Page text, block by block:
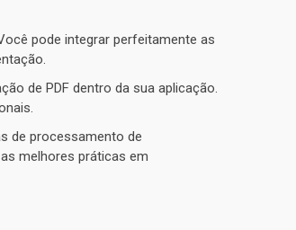
pode integrar perfeitamente as
de PDF dentro da sua aplicação.
de processamento de
melhores práticas em